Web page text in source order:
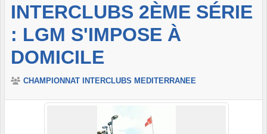
INTERCLUBS 2ÈME SÉRIE
: LGM S'IMPOSE À
DOMICILE
CHAMPIONNAT INTERCLUBS MEDITERRANEE